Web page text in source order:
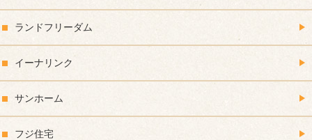
ランドフリーダム
イーナリンク
サンホーム
フジ住宅